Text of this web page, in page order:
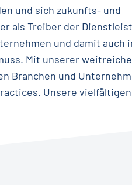
und sich zukunfts- und
als Treiber der
und damit auch
Mit unserer
Branchen und
Unsere